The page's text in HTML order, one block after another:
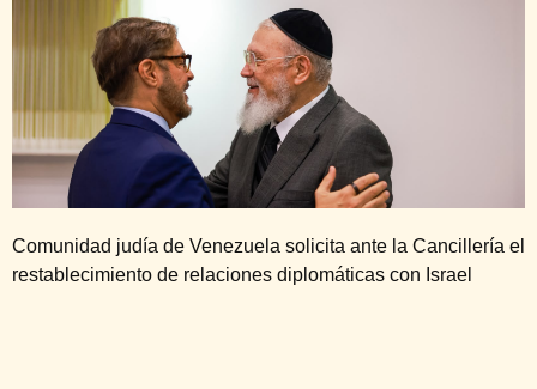
Comunidad judía de Venezuela solicita ante la Cancillería el
restablecimiento de relaciones diplomáticas con Israel